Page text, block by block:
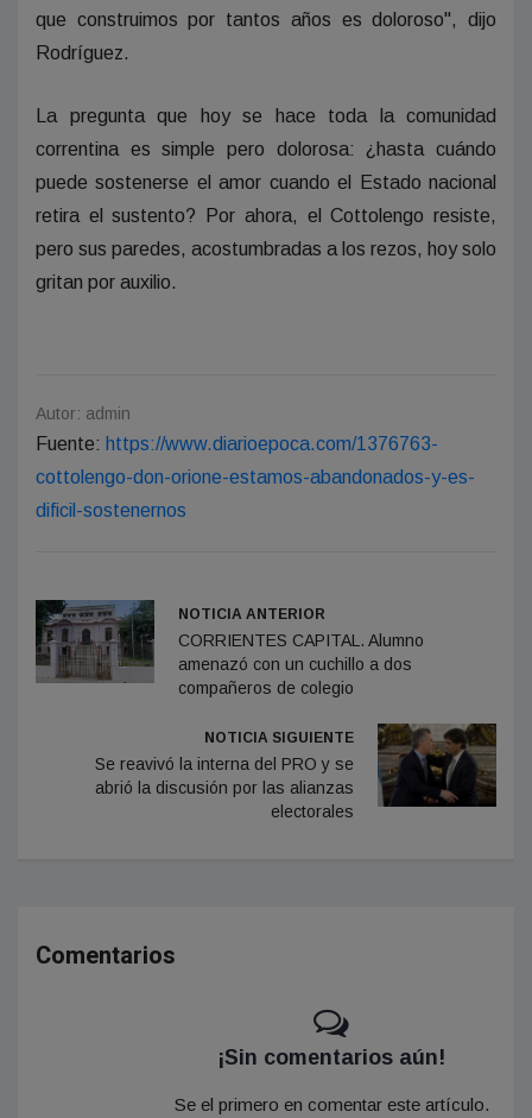
que construimos por tantos años es doloroso", dijo
Rodríguez.
La pregunta que hoy se hace toda la comunidad
correntina es simple pero dolorosa: ¿hasta cuándo
puede sostenerse el amor cuando el Estado nacional
retira el sustento? Por ahora, el Cottolengo resiste,
pero sus paredes, acostumbradas a los rezos, hoy solo
gritan por auxilio.
Autor: admin
Fuente: https://www.diarioepoca.com/1376763-
cottolengo-don-orione-estamos-abandonados-y-es-
dificil-sostenernos
NOTICIA ANTERIOR
CORRIENTES CAPITAL. Alumno
amenazó con un cuchillo a dos
compañeros de colegio
NOTICIA SIGUIENTE
Se reavivó la interna del PRO y se
abrió la discusión por las alianzas
electorales
Comentarios
¡Sin comentarios aún!
Se el primero en comentar este artículo.